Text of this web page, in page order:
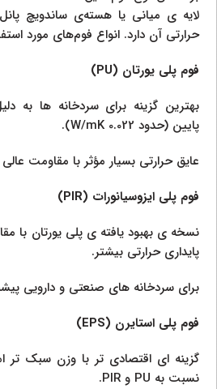
لایه‌ ی میانی یا هسته‌ی ساندویچ
حرارتی آن دارد. انواع فوم‌های مورد
فوم پلی‌ یورتان (PU)
بهترین گزینه برای سردخانه‌ ها به‌
پایین (حدود 0.022 W/mK).
عایق حرارتی بسیار مؤثر با مقاومت
فوم پلی‌ ایزوسیانورات (PIR)
نسخه‌ ی بهبود‌ یافته‌ ی پلی‌ یورتان با
پایداری حرارتی بیشتر.
برای سردخانه‌ های صنعتی و دارویی
فوم پلی‌ استایرن (EPS)
گزینه‌ ای اقتصادی‌ تر با وزن سبک‌ تر
نسبت به PU و PIR.